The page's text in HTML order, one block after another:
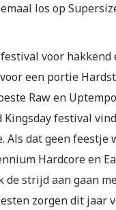
los op
voor hakkend
een portie
Raw en
festival
Als dat geen
Hardcore en
strijd aan gaan
zorgen dit jaar